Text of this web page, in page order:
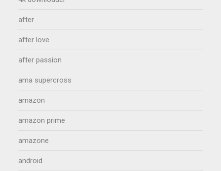
after
after love
after passion
ama supercross
amazon
amazon prime
amazone
android